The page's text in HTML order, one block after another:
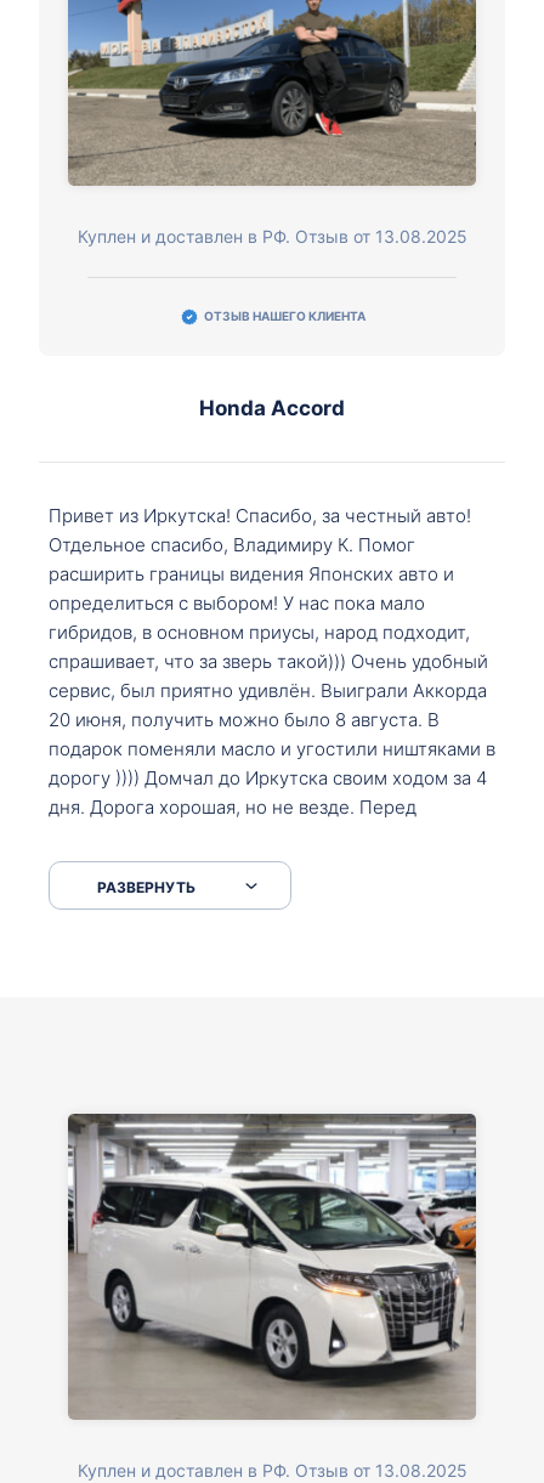
Куплен и доставлен в РФ. Отзыв от 13.08.2025
ОТЗЫВ НАШЕГО КЛИЕНТА
Honda Accord
Привет из Иркутска! Спасибо, за честный авто!
Отдельное спасибо, Владимиру К. Помог
расширить границы видения Японских авто и
определиться с выбором! У нас пока мало
гибридов, в основном приусы, народ подходит,
спрашивает, что за зверь такой))) Очень удобный
сервис, был приятно удивлён. Выиграли Аккорда
20 июня, получить можно было 8 августа. В
подарок поменяли масло и угостили ништяками в
дорогу )))) Домчал до Иркутска своим ходом за 4
дня. Дорога хорошая, но не везде. Перед
серпантинах по пути следования.
РАЗВЕРНУТЬ
Куплен и доставлен в РФ. Отзыв от 13.08.2025